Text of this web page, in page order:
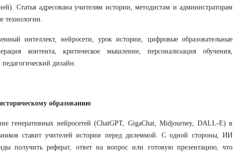
Статья адресована учителям истории, методистам и администраторам
технологии.
интеллект, нейросети, урок истории, цифровые образовательные
контента, критическое мышление, персонализация обучения,
педагогический дизайн.
образованию
генеративных нейросетей (ChatGPT, GigaChat, Midjourney, DALL-E) в
ставит учителей истории перед дилеммой. С одной стороны, ИИ
получить реферат, ответ на вопрос или готовую презентацию, что